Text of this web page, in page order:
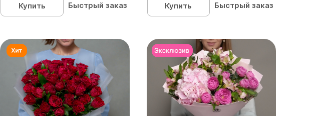
Купить
Быстрый заказ
Купить
Быстрый заказ